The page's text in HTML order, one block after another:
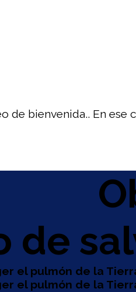
bienvenida.. En ese
de
el pulmón de la
el pulmón de la